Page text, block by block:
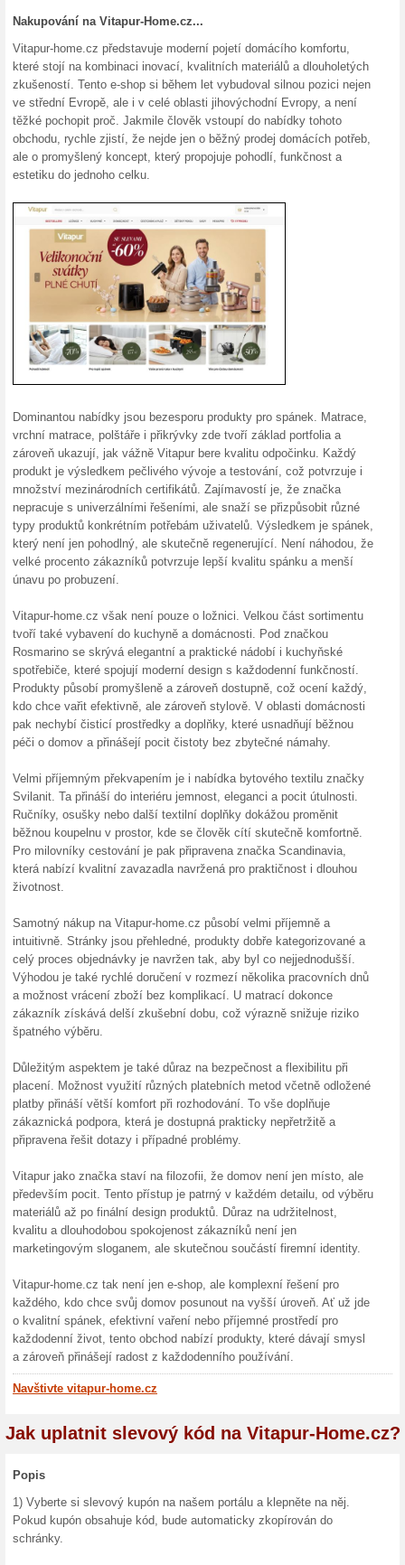
Aktuální slevy a
Poštovné zdarma ve
100% fungovalo
Kupón
Kód do eshopu Vitapur-
Vybrané zboží vložte jej do
kupónu do kolonky v košíku
nabídky na nákup v
5 % sleva na vše ve
100% fungovalo Kupón
Kód do eshopu Vitapur-
vyplníte slevový kód/kupón a
Nakupte výhodně v e-shopu
400 Kč sleva na
100% fungovalo
Akce
Zaregistrujte se k odběru
emailu vám pošlou slevu.
nejnovějších trendech,
Vitapur-Home.
Skončené nabídky... (22x)
Více o Vitapur-
Nakupování na Vitapur-
zkušeností. Tento e-shop
ve střední Evropě, ale i v